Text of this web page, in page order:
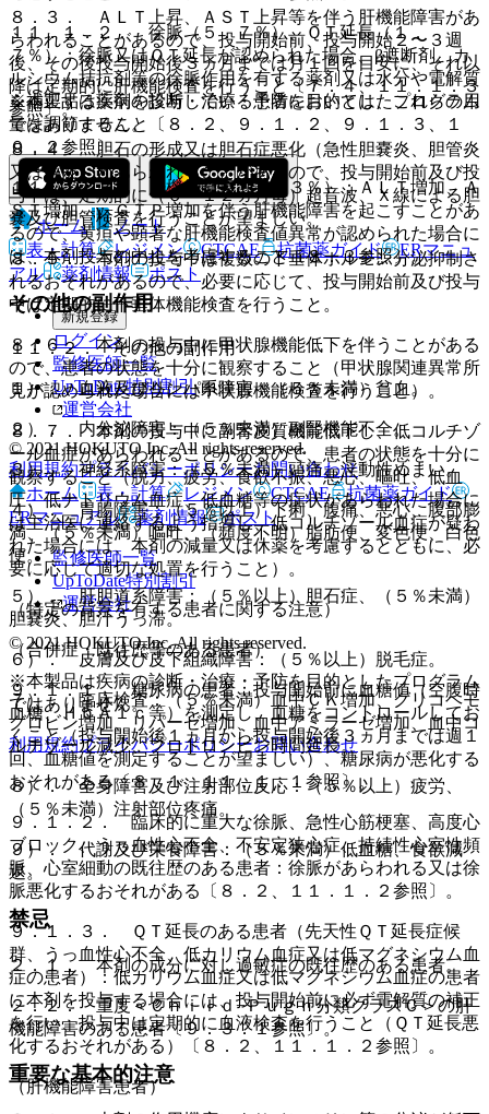
８．３． ＡＬＴ上昇、ＡＳＴ上昇等を伴う肝機能障害があ
らわれることがあるので、投与開始前、投与開始２〜３週
後、その後投与開始後３ヵ月までは月１回を目安に、それ以
降は定期的に肝機能検査を行うこと〔７．４、１１．１．３
参照〕。
８．４． 胆石の形成又は胆石症悪化（急性胆嚢炎、胆管炎
又は膵炎）があらわれることがあるので、投与開始前及び投
与中は、定期的に（６〜１２ヵ月毎）超音波、Ｘ線による胆
嚢及び胆管検査を行うことが望ましい。
８．５． 本剤の投与中は複数の下垂体ホルモン分泌抑制さ
れるおそれがあるので、必要に応じて、投与開始前及び投与
中は定期的に下垂体機能検査を行うこと。
８．６． 本剤の投与中に甲状腺機能低下を伴うことがある
ので、患者の状態を十分に観察すること（甲状腺関連異常所
見が認められた場合には甲状腺機能検査を行うこと）。
８．７． 本剤の投与中に副腎皮質機能低下し、低コルチゾ
ール血症があらわれることがあるので、患者の状態を十分に
観察すること（脱力、疲労、食欲不振、悪心、嘔吐、低血
圧、低ナトリウム血症、低血糖等の症状があらわれた場合に
は主治医に連絡するよう指導し、低コルチゾール血症が疑わ
れた場合には、本剤の減量又は休薬を考慮するとともに、必
要に応じて適切な処置を行うこと）。
（特定の背景を有する患者に関する注意）
（合併症・既往歴等のある患者）
９．１．１． 糖尿病の患者：投与開始前に血糖値（空腹時
血糖、ＨｂＡ１ｃ等）を測定し、血糖をコントロールしてお
くこと（投与開始後１ヵ月から投与開始後３ヵ月までは週１
回、血糖値を測定することが望ましい）、糖尿病が悪化する
おそれがある〔８．１、１１．１．１参照〕。
９．１．２． 臨床的に重大な徐脈、急性心筋梗塞、高度心
ブロック、うっ血性心不全、不安定狭心症、持続性心室性頻
脈、心室細動の既往歴のある患者：徐脈があらわれる又は徐
脈悪化するおそれがある〔８．２、１１．１．２参照〕。
９．１．３． ＱＴ延長のある患者（先天性ＱＴ延長症候
群、うっ血性心不全、低カリウム血症又は低マグネシウム血
症の患者）：低カリウム血症又は低マグネシウム血症の患者
に本剤を投与する場合には、投与開始前に必ず電解質の補正
を行い、投与中は定期的に血液検査を行うこと（ＱＴ延長悪
化するおそれがある）〔８．２、１１．１．２参照〕。
（肝機能障害患者）
１１．１．２． 徐脈（５．７％）、ＱＴ延長（１．
７％）：徐脈又はＱＴ延長が認められた場合、β遮断剤、カ
ルシウム拮抗剤等の徐脈作用を有する薬剤又は水分や電解質
を補正する薬剤を投与している患者においては、これらの用
量を調節すること〔８．２、９．１．２、９．１．３、１
０．２参照〕。
１１．１．３． 肝機能障害（６．３％）：ＡＬＴ増加、Ａ
ＳＴ増加、γ−ＧＴＰ増加を伴う肝機能障害を起こすことがあ
るので、黄疸や顕著な肝機能検査値異常が認められた場合に
は、本剤投与の中止を考慮すること〔８．３参照〕。
その他の副作用
１１．２． その他の副作用
１）． 血液及びリンパ系障害：（５％未満）貧血。
２）． 内分泌障害：（５％未満）副腎機能不全。
３）． 神経系障害：（５％未満）頭痛、浮動性めまい。
４）． 胃腸障害：（５％以上）下痢、腹痛、悪心、腹部膨
満、（５％未満）嘔吐、（頻度不明）脂肪便、変色便、白色
便。
５）． 肝胆道系障害：（５％以上）胆石症、（５％未満）
胆嚢炎、胆汁うっ滞。
６）． 皮膚及び皮下組織障害：（５％以上）脱毛症。
７）． 臨床検査：（５％未満）血中ＣＫ増加、グリコヘモ
グロビン増加、リパーゼ増加、血中アミラーゼ増加、血中コ
ルチゾール減少、プロトロンビン時間延長。
８）． 全身障害及び注射部位反応：（５％以上）疲労、
（５％未満）注射部位疼痛。
９）． 代謝及び栄養障害：（５％未満）低血糖、食欲減
退。
禁忌
２．１． 本剤の成分に対し過敏症の既往歴のある患者。
２．２． 重度＜Ｃｈｉｌｄ−Ｐｕｇｈ分類クラスＣ＞の肝
機能障害のある患者〔９．３．１参照〕。
重要な基本的注意
※本製品は疾病の診断・治療・予防を目的としたプログラム
ではありません。
ホーム
ノート
表・計算
レジメン CTCAE 抗菌薬ガイド
ERマニュ
アル
薬剤情報 ポスト
新規登録
ログイン
監修医師一覧
UpToDate特別割引
運営会社
© 2021 HOKUTO Inc. All rights reserved.
利用規約プライバシーポリシーお問い合わせ
ホーム
表・計算 レジメン CTCAE
抗菌薬ガイド
ERマニュアル
薬剤情報 ポスト
監修医師一覧
UpToDate特別割引
運営会社
© 2021 HOKUTO Inc. All rights reserved.
※本製品は疾病の診断・治療・予防を目的としたプログラム
ではありません。
利用規約プライバシーポリシーお問い合わせ